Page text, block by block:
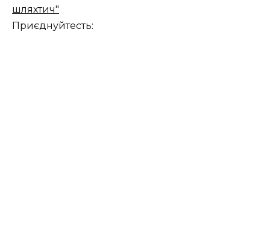
шляхтич"
Приєднуйтесть: